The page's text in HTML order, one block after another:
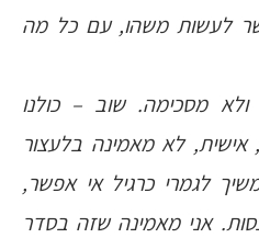
לעשות משהו, עם כל מה
מסכימה. שוב – כולנו
אישית, לא מאמינה בלעצור
לגמרי כרגיל אי אפשר,
אני מאמינה שזה בסדר